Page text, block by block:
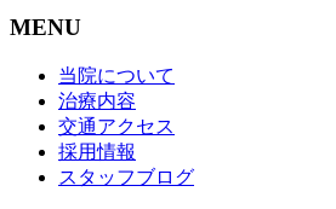
MENU
当院について
治療内容
交通アクセス
採用情報
スタッフブログ